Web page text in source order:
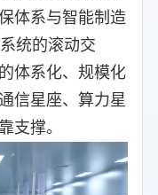
体系与智能制造
统的滚动交
体系化、规模化
信星座、算力星
支撑。